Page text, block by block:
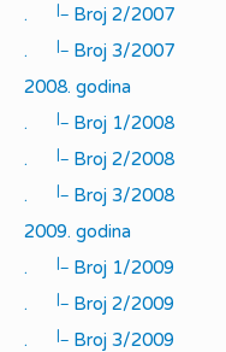
.
|_
Broj 2/2007
.
|_
Broj 3/2007
2008. godina
.
|_
Broj 1/2008
.
|_
Broj 2/2008
.
|_
Broj 3/2008
2009. godina
.
|_
Broj 1/2009
.
|_
Broj 2/2009
.
|_
Broj 3/2009